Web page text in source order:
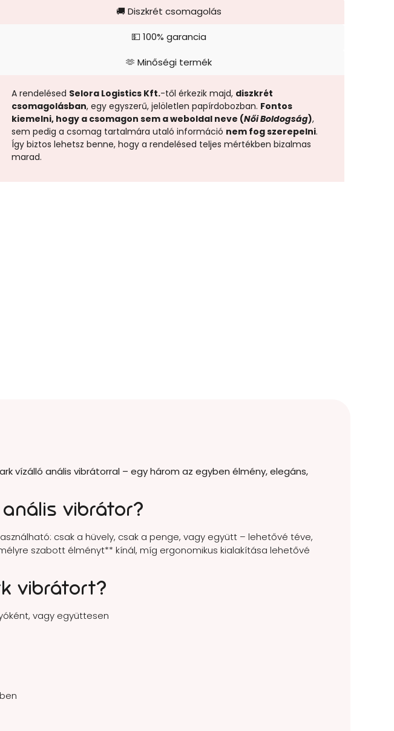
🚚 Diszkrét csomagolás
💵 100% garancia
🫶 Minőségi termék
A rendelésed Selora Logistics Kft.-től érkezik majd, diszkrét
csomagolásban, egy egyszerű, jelöletlen papírdobozban. Fontos
kiemelni, hogy a csomagon sem a weboldal neve (Női Boldogság),
sem pedig a csomag tartalmára utaló információ nem fog szerepelni.
Így biztos lehetsz benne, hogy a rendelésed teljes mértékben bizalmas
marad.
vízálló anális vibrátorral – egy három az egyben élmény, elegáns,
vibrátor?
csak a hüvely, csak a penge, vagy együtt – lehetővé téve,
szabott élményt** kínál, míg ergonomikus kialakítása lehetővé
vibrátort?
vagy együttesen